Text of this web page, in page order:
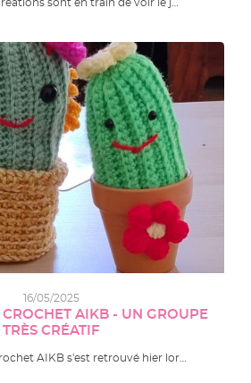
sont en train de voir le j…
16/05/2025
CROCHET AIKB - UN GROUPE
TRÈS CRÉATIF
AIKB s'est retrouvé hier lor…